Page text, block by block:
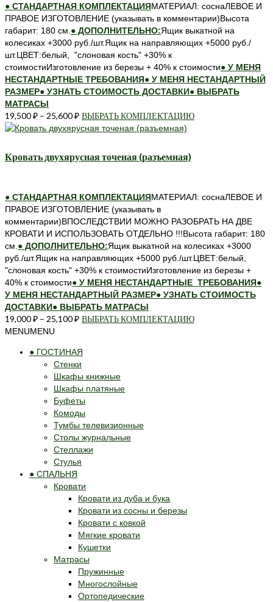
выбрать
на
странице
товара.
● СТАНДАРТНАЯ КОМПЛЕКТАЦИЯМАТЕРИАЛ: соснаЛЕВОЕ И
ПРАВОЕ ИЗГОТОВЛЕНИЕ (указывать в комментарии)Высота
габарит: 180 см. ● ДОПОЛНИТЕЛЬНО:Ящик выкатной на
колесиках +3000 руб./шт.Ящик на направляющих +5000 руб./
шт.ЦВЕТ:белый, "слоновая кость" +30% к
стоимостиИзготовление из березы + 40% к стоимости● У МЕНЯ
НЕСТАНДАРТНЫЕ ТРЕБОВАНИЯ● У МЕНЯ НЕСТАНДАРТНЫЙ
РАЗМЕР● УЗНАТЬ СТОИМОСТЬ ДОСТАВКИ● ВЫБРАТЬ
МАТРАСЫ
19,500₽ – 25,600₽ ВЫБРАТЬ КОМПЛЕКТАЦИЮЭтот
выбрать
странице
товара.
Кровать двухярусная точеная (разъемная)
● СТАНДАРТНАЯ КОМПЛЕКТАЦИЯМАТЕРИАЛ: соснаЛЕВОЕ И
ПРАВОЕ ИЗГОТОВЛЕНИЕ (указывать в
комментарии)ВПОСЛЕДСТВИИ МОЖНО РАЗОБРАТЬ НА ДВЕ
КРОВАТИ И ИСПОЛЬЗОВАТЬ ОТДЕЛЬНО !!!Высота габарит: 180
см.● ДОПОЛНИТЕЛЬНО:Ящик выкатной на колесиках +3000
руб./шт.Ящик на направляющих +5000 руб./шт.ЦВЕТ:белый,
"слоновая кость" +30% к стоимостиИзготовление из березы +
40% к стоимости● У МЕНЯ НЕСТАНДАРТНЫЕ ТРЕБОВАНИЯ●
У МЕНЯ НЕСТАНДАРТНЫЙ РАЗМЕР● УЗНАТЬ СТОИМОСТЬ
ДОСТАВКИ● ВЫБРАТЬ МАТРАСЫ
19,000₽ – 25,100₽ ВЫБРАТЬ КОМПЛЕКТАЦИЮЭтот
MENUMENU
● ГОСТИНАЯ
Стенки
Шкафы книжные
Шкафы платяные
Буфеты
Комоды
Тумбы телевизионные
Столы журнальные
Стеллажи
Стулья
● СПАЛЬНЯ
Кровати
Кровати из дуба и бука
Кровати из сосны и березы
Кровати с ковкой
Мягкие кровати
Кушетки
Матрасы
Пружинные
Многослойные
Ортопедические